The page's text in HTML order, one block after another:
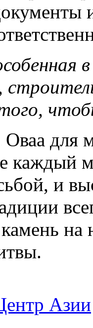
для
каждый
и
на
Азии